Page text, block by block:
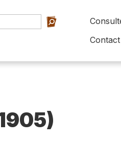
Contact